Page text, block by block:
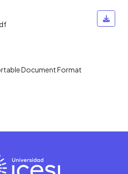
Document Format